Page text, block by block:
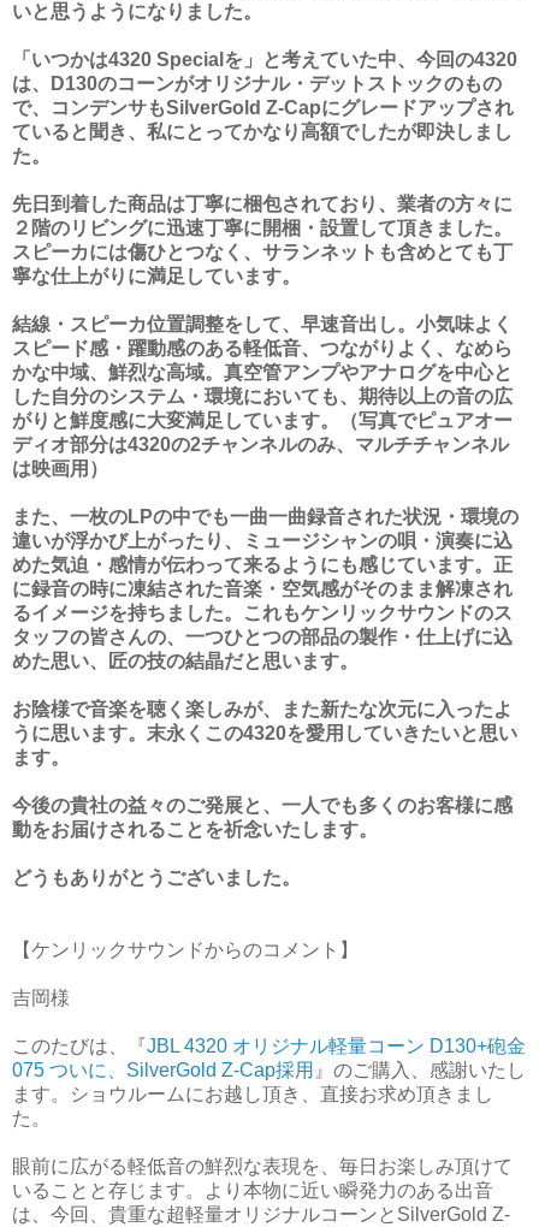
いと思うようになりました。
「いつかは4320 Specialを」と考えていた中、今回の4320
は、D130のコーンがオリジナル・デットストックのもの
で、コンデンサもSilverGold Z-Capにグレードアップされ
ていると聞き、私にとってかなり高額でしたが即決しまし
た。
先日到着した商品は丁寧に梱包されており、業者の方々に
２階のリビングに迅速丁寧に開梱・設置して頂きました。
スピーカには傷ひとつなく、サランネットも含めとても丁
寧な仕上がりに満足しています。
結線・スピーカ位置調整をして、早速音出し。小気味よく
スピード感・躍動感のある軽低音、つながりよく、なめら
かな中域、鮮烈な高域。真空管アンプやアナログを中心と
した自分のシステム・環境においても、期待以上の音の広
がりと鮮度感に大変満足しています。（写真でピュアオー
ディオ部分は4320の2チャンネルのみ、マルチチャンネル
は映画用）
また、一枚のLPの中でも一曲一曲録音された状況・環境の
違いが浮かび上がったり、ミュージシャンの唄・演奏に込
めた気迫・感情が伝わって来るようにも感じています。正
に録音の時に凍結された音楽・空気感がそのまま解凍され
るイメージを持ちました。これもケンリックサウンドのス
タッフの皆さんの、一つひとつの部品の製作・仕上げに込
めた思い、匠の技の結晶だと思います。
お陰様で音楽を聴く楽しみが、また新たな次元に入ったよ
うに思います。末永くこの4320を愛用していきたいと思い
ます。
今後の貴社の益々のご発展と、一人でも多くのお客様に感
動をお届けされることを祈念いたします。
どうもありがとうございました。
【ケンリックサウンドからのコメント】
吉岡様
このたびは、『JBL 4320 オリジナル軽量コーン D130+砲金
075 ついに、SilverGold Z-Cap採用 』のご購入、感謝いたし
ます。ショウルームにお越し頂き、直接お求め頂きまし
た。
眼前に広がる軽低音の鮮烈な表現を、毎日お楽しみ頂けて
いることと存じます。より本物に近い瞬発力のある出音
は、今回、貴重な超軽量オリジナルコーンとSilverGold Z-